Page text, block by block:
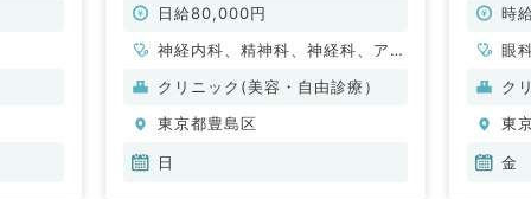
常勤）日給80,000円
神経内科、精神科、神経科、アレ
ルギー科、リウマチ科、小児科、
脳神経外科、呼吸器外科、心臓血
管外科、小児外科、皮膚科、泌尿
クリニック(美容・自由診療）
東京都豊島区
日
時
眼
ク
東
金